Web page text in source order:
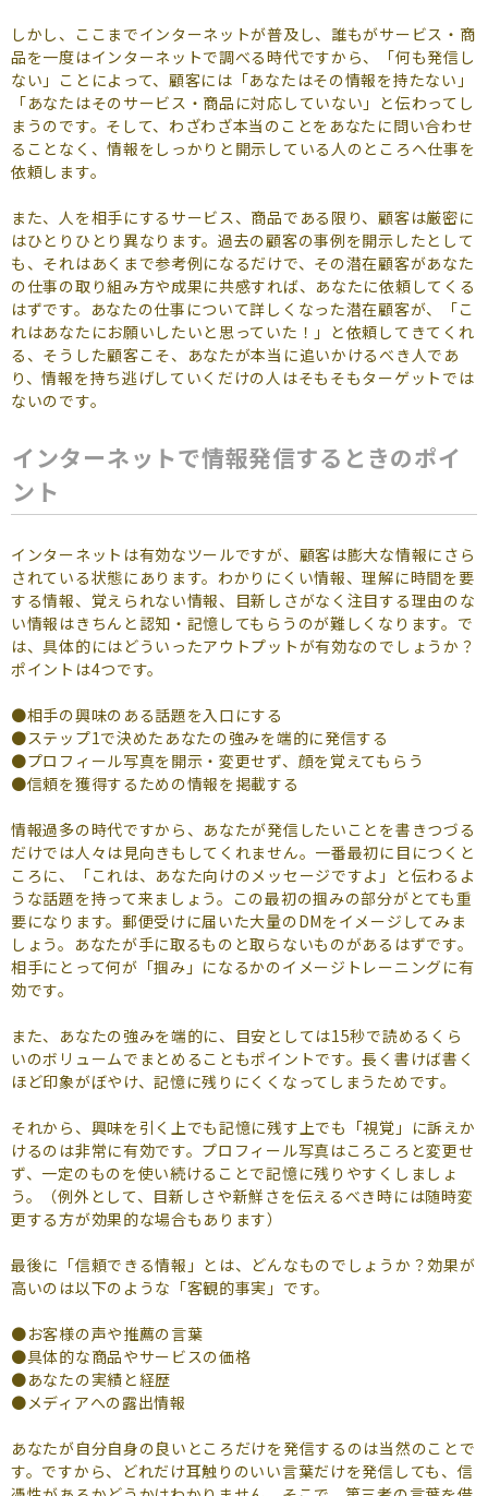
しかし、ここまでインターネットが普及し、誰もがサービス・商
品を一度はインターネットで調べる時代ですから、「何も発信し
ない」ことによって、顧客には「あなたはその情報を持たない」
「あなたはそのサービス・商品に対応していない」と伝わってし
まうのです。そして、わざわざ本当のことをあなたに問い合わせ
ることなく、情報をしっかりと開示している人のところへ仕事を
依頼します。
また、人を相手にするサービス、商品である限り、顧客は厳密に
はひとりひとり異なります。過去の顧客の事例を開示したとして
も、それはあくまで参考例になるだけで、その潜在顧客があなた
の仕事の取り組み方や成果に共感すれば、あなたに依頼してくる
はずです。あなたの仕事について詳しくなった潜在顧客が、「こ
れはあなたにお願いしたいと思っていた！」と依頼してきてくれ
る、そうした顧客こそ、あなたが本当に追いかけるべき人であ
り、情報を持ち逃げしていくだけの人はそもそもターゲットでは
ないのです。
インターネットで情報発信するときのポイ
ント
インターネットは有効なツールですが、顧客は膨大な情報にさら
されている状態にあります。わかりにくい情報、理解に時間を要
する情報、覚えられない情報、目新しさがなく注目する理由のな
い情報はきちんと認知・記憶してもらうのが難しくなります。で
は、具体的にはどういったアウトプットが有効なのでしょうか？
ポイントは4つです。
●相手の興味のある話題を入口にする
●ステップ1で決めたあなたの強みを端的に発信する
●プロフィール写真を開示・変更せず、顔を覚えてもらう
●信頼を獲得するための情報を掲載する
情報過多の時代ですから、あなたが発信したいことを書きつづる
だけでは人々は見向きもしてくれません。一番最初に目につくと
ころに、「これは、あなた向けのメッセージですよ」と伝わるよ
うな話題を持って来ましょう。この最初の掴みの部分がとても重
要になります。郵便受けに届いた大量のDMをイメージしてみま
しょう。あなたが手に取るものと取らないものがあるはずです。
相手にとって何が「掴み」になるかのイメージトレーニングに有
効です。
また、あなたの強みを端的に、目安としては15秒で読めるくら
いのボリュームでまとめることもポイントです。長く書けば書く
ほど印象がぼやけ、記憶に残りにくくなってしまうためです。
それから、興味を引く上でも記憶に残す上でも「視覚」に訴えか
けるのは非常に有効です。プロフィール写真はころころと変更せ
ず、一定のものを使い続けることで記憶に残りやすくしましょ
う。（例外として、目新しさや新鮮さを伝えるべき時には随時変
更する方が効果的な場合もあります）
最後に「信頼できる情報」とは、どんなものでしょうか？効果が
高いのは以下のような「客観的事実」です。
●お客様の声や推薦の言葉
●具体的な商品やサービスの価格
●あなたの実績と経歴
●メディアへの露出情報
あなたが自分自身の良いところだけを発信するのは当然のことで
す。ですから、どれだけ耳触りのいい言葉だけを発信しても、信